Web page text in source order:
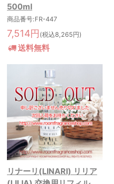
500ml
商品番号:FR-447
7,514円 (税込8,265円)
送料無料
リナーリ(LINARI) リリア